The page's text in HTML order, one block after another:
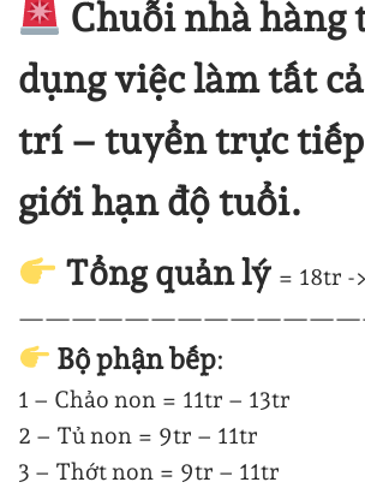
Chuỗi nhà hàng
dụng việc làm tất
trí – tuyển trực
giới hạn độ tuổi.
Tổng quản lý = 18tr -
—————————————
Bộ phận bếp:
1 – Chảo non = 11tr – 13tr
2 – Tủ non = 9tr – 11tr
3 – Thớt non = 9tr – 11tr